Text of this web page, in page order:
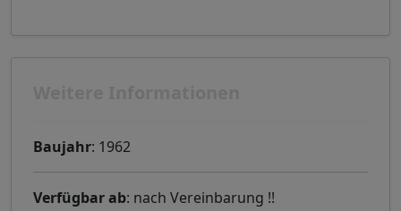
Baujahr: 1962
Verfügbar ab: nach Vereinbarung !!